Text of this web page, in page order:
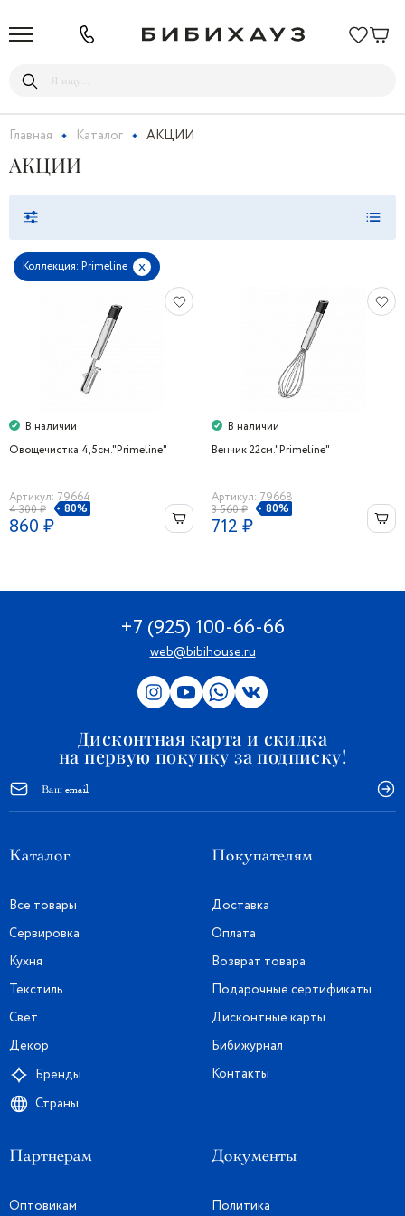
Главная Каталог АКЦИИ
АКЦИИ
Коллекция: Primeline x
В наличии
Овощечистка 4,5см."Primeline"
Артикул: 79664
4 300 ₽
80%
860 ₽
В наличии
Венчик 22см."Primeline"
Артикул: 79668
3 560 ₽
80%
712 ₽
+7 (925) 100-66-66
web@bibihouse.ru
Дисконтная карта и скидка
на первую покупку за подписку!
Каталог
Все товары
Сервировка
Кухня
Текстиль
Свет
Декор
Бренды
Страны
Покупателям
Доставка
Оплата
Возврат товара
Подарочные сертификаты
Дисконтные карты
Бибижурнал
Контакты
Партнерам
Оптовикам
Документы
Политика